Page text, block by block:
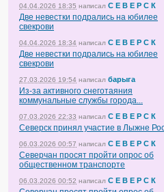
04.04.2026 18:35 написал С Е В Е Р С К
Две невестки подрались на юбилее
свекрови
04.04.2026 18:34 написал С Е В Е Р С К
Две невестки подрались на юбилее
свекрови
27.03.2026 19:54 написал барыга
Из-за активного снеготаяния
коммунальные службы города...
07.03.2026 22:33 написал С Е В Е Р С К
Северск принял участие в Лыжне
06.03.2026 00:57 написал С Е В Е Р С К
Северчан просят пройти опрос об
общественном транспорте
06.03.2026 00:52 написал С Е В Е Р С К